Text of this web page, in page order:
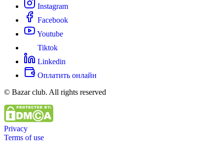
Instagram
Facebook
Youtube
Tiktok
Linkedin
Оплатить онлайн
© Bazar club. All rights reserved
Privacy
Terms of use